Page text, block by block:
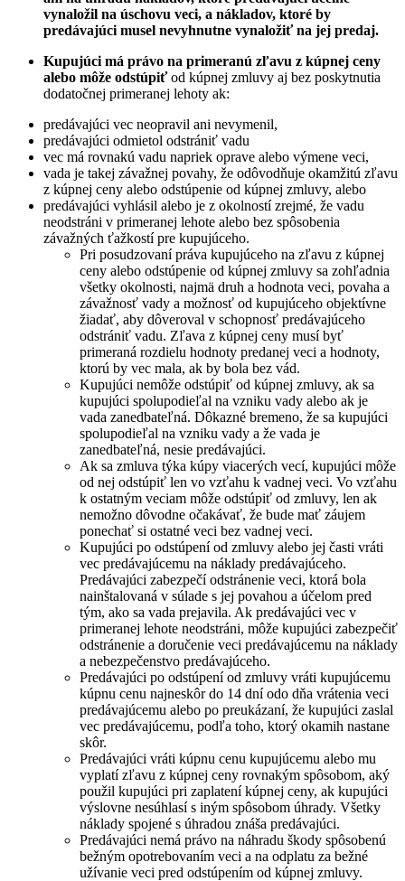
vynaložil na úschovu veci, a nákladov, ktoré by
predávajúci musel nevyhnutne vynaložiť na jej predaj.
Kupujúci má právo na primeranú zľavu z kúpnej ceny
alebo môže odstúpiťod kúpnej zmluvy aj bez poskytnutia
dodatočnej primeranej lehoty ak:
predávajúci vec neopravil ani nevymenil,
predávajúci odmietol odstrániť vadu
vec má rovnakú vadu napriek oprave alebo výmene veci,
vada je takej závažnej povahy, že odôvodňuje okamžitú zľavu
z kúpnej ceny alebo odstúpenie od kúpnej zmluvy, alebo
predávajúci vyhlásil alebo je z okolností zrejmé, že vadu
neodstráni v primeranej lehote alebo bez spôsobenia
závažných ťažkostí pre kupujúceho.
Pri posudzovaní práva kupujúceho na zľavu z kúpnej
ceny alebo odstúpenie od kúpnej zmluvy sa zohľadnia
všetky okolnosti, najmä druh a hodnota veci, povaha a
závažnosť vady a možnosť od kupujúceho objektívne
žiadať, aby dôveroval v schopnosť predávajúceho
odstrániť vadu. Zľava z kúpnej ceny musí byť
primeraná rozdielu hodnoty predanej veci a hodnoty,
ktorú by vec mala, ak by bola bez vád.
Kupujúci nemôže odstúpiť od kúpnej zmluvy, ak sa
kupujúci spolupodieľal na vzniku vady alebo ak je
vada zanedbateľná. Dôkazné bremeno, že sa kupujúci
spolupodieľal na vzniku vady a že vada je
zanedbateľná, nesie predávajúci.
Ak sa zmluva týka kúpy viacerých vecí, kupujúci môže
od nej odstúpiť len vo vzťahu k vadnej veci. Vo vzťahu
k ostatným veciam môže odstúpiť od zmluvy, len ak
nemožno dôvodne očakávať, že bude mať záujem
ponechať si ostatné veci bez vadnej veci.
Kupujúci po odstúpení od zmluvy alebo jej časti vráti
vec predávajúcemu na náklady predávajúceho.
Predávajúci zabezpečí odstránenie veci, ktorá bola
nainštalovaná v súlade s jej povahou a účelom pred
tým, ako sa vada prejavila. Ak predávajúci vec v
primeranej lehote neodstráni, môže kupujúci zabezpečiť
odstránenie a doručenie veci predávajúcemu na náklady
a nebezpečenstvo predávajúceho.
Predávajúci po odstúpení od zmluvy vráti kupujúcemu
kúpnu cenu najneskôr do 14 dní odo dňa vrátenia veci
predávajúcemu alebo po preukázaní, že kupujúci zaslal
vec predávajúcemu, podľa toho, ktorý okamih nastane
skôr.
Predávajúci vráti kúpnu cenu kupujúcemu alebo mu
vyplatí zľavu z kúpnej ceny rovnakým spôsobom, aký
použil kupujúci pri zaplatení kúpnej ceny, ak kupujúci
výslovne nesúhlasí s iným spôsobom úhrady. Všetky
náklady spojené s úhradou znáša predávajúci.
Predávajúci nemá právo na náhradu škody spôsobenú
bežným opotrebovaním veci a na odplatu za bežné
užívanie veci pred odstúpením od kúpnej zmluvy.